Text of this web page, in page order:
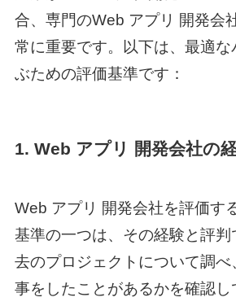
合、専門のWeb アプリ 開発会
常に重要です。以下は、最適な
ぶための評価基準です：
1. Web アプリ 開発会社の
Web アプリ 開発会社を評価す
基準の一つは、その経験と評判
去のプロジェクトについて調
事をしたことがあるかを確認し